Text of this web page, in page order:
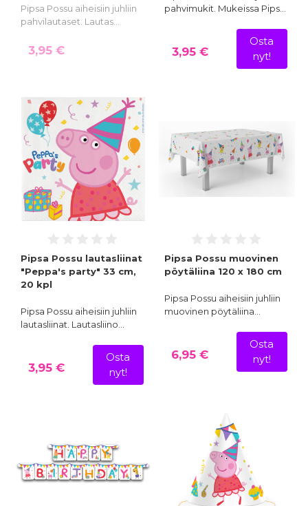
Pipsa Possu aiheisiin juhliin
pahvilautaset. Lautas…
3,95 €
pahvimukit. Mukeissa Pips…
3,95 €
Osta
nyt!
Pipsa Possu lautasliinat
"Peppa's party" 33 cm,
20 kpl
Pipsa Possu aiheisiin juhliin
lautasliinat. Lautasliino…
3,95 €
Osta
nyt!
Pipsa Possu muovinen
pöytäliina 120 x 180 cm
Pipsa Possu aiheisiin juhliin
muovinen pöytäliina…
6,95 €
Osta
nyt!